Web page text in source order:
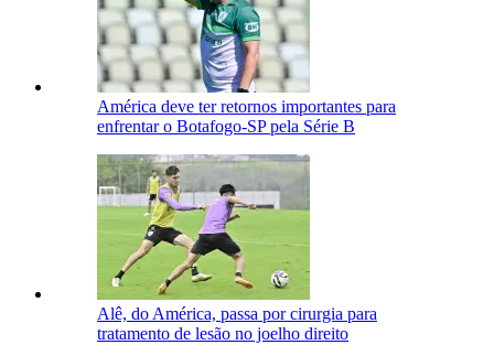
América deve ter retornos importantes para
enfrentar o Botafogo-SP pela Série B
Alê, do América, passa por cirurgia para
tratamento de lesão no joelho direito